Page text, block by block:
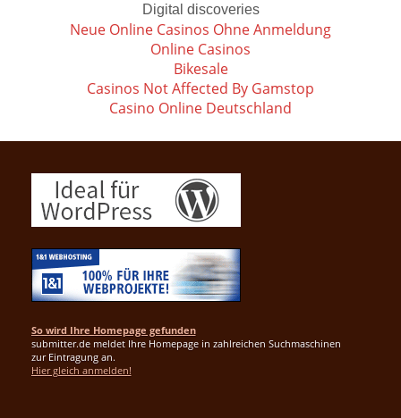
Digital discoveries
Neue Online Casinos Ohne Anmeldung
Online Casinos
Bikesale
Casinos Not Affected By Gamstop
Casino Online Deutschland
So wird Ihre Homepage gefunden
submitter.de meldet Ihre Homepage in zahlreichen Suchmaschinen
zur Eintragung an.
Hier gleich anmelden!